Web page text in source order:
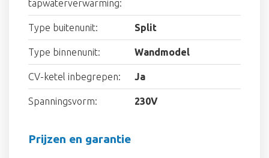
tapwaterverwarming:
Type buitenunit: Split
Type binnenunit: Wandmodel
CV-ketel inbegrepen: Ja
Spanningsvorm: 230V
Prijzen en garantie